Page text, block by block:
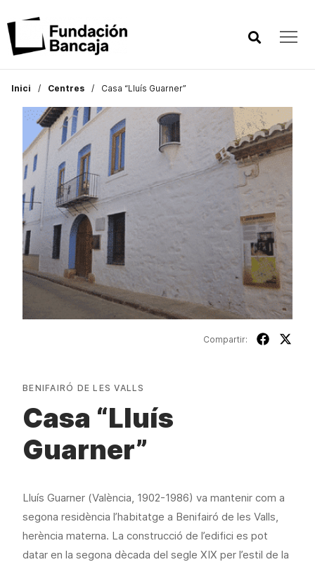
Inici Centres Casa “Lluís Guarner”
Compartir:
BENIFAIRÓ DE LES VALLS
Casa “Lluís
Guarner”
Lluís Guarner (València, 1902-1986) va mantenir com a
segona residència l’habitatge a Benifairó de les Valls,
herència materna. La construcció de l’edifici es pot
datar en la segona dècada del segle XIX per l’estil de la